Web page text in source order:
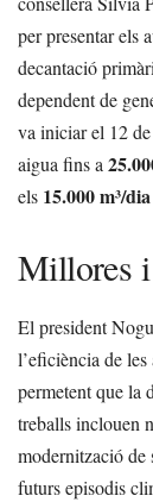
per presentar els
decantació
dependent de
va iniciar el 12
aigua fins a
els 15.000 m³/dia
Millores
El president
l’eficiència de
permetent que la
treballs inclouen
modernització de
futurs episodis